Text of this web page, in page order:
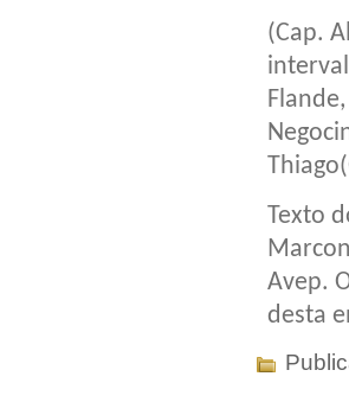
(Cap.
Texto
Avep.
desta